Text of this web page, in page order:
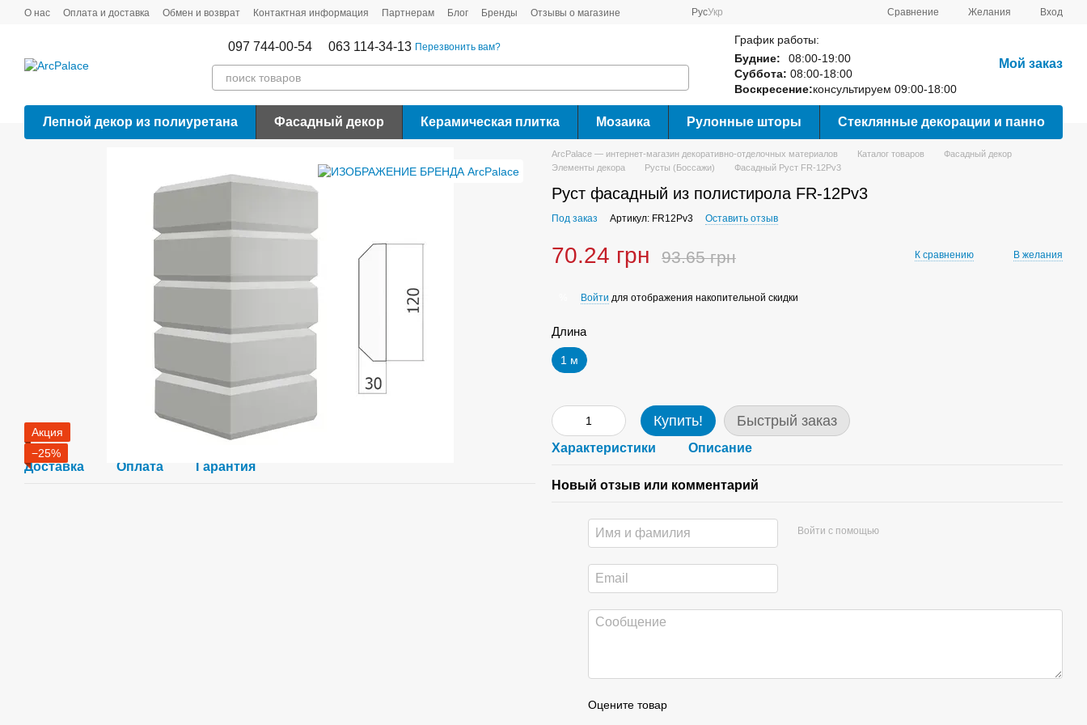
Перейти к основному контенту
О нас Оплата и доставка Обмен и возврат Контактная информация Партнерам Блог Бренды Отзывы о магазине РусУкр Сравнение Желания Вход
097 744-00-54 063 114-34-13 Перезвонить вам?
График работы:
Будние:
08:00-19:00
Суббота: 08:00-18:00
Воскресение:консультируем 09:00-18:00
Мой заказ
Лепной декор из полиуретана Фасадный декор Керамическая плитка Мозаика Рулонные шторы Стеклянные декорации и панно
Акция
−25%
Доставка Оплата Гарантия
ArcPalace — интернет-магазин декоративно-отделочных материалов Каталог товаров
Фасадный декор
Элементы декора
Русты (Боссажи) Фасадный Руст FR-12Pv3
Руст фасадный из полистирола FR-12Pv3
Под заказ Артикул: FR12Pv3 Оставить отзыв
70.24 грн 93.65 грн К сравнению В желания
Войти для отображения накопительной скидки
Длина
1 м
Купить! Быстрый заказ
Характеристики Описание
Новый отзыв или комментарий
Войти с помощью
Оцените товар